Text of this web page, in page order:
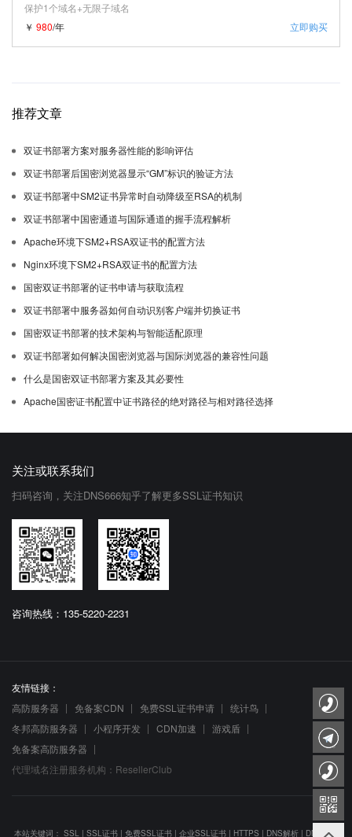
保护1个域名+无限子域名
立即购买
￥ 980/年
推荐文章
双证书部署方案对服务器性能的影响评估
双证书部署后国密浏览器显示“GM”标识的验证方法
双证书部署中SM2证书异常时自动降级至RSA的机制
双证书部署中国密通道与国际通道的握手流程解析
Apache环境下SM2+RSA双证书的配置方法
Nginx环境下SM2+RSA双证书的配置方法
国密双证书部署的证书申请与获取流程
双证书部署中服务器如何自动识别客户端并切换证书
国密双证书部署的技术架构与智能适配原理
双证书部署如何解决国密浏览器与国际浏览器的兼容性问题
什么是国密双证书部署方案及其必要性
Apache国密证书配置中证书路径的绝对路径与相对路径选择
关注或联系我们
扫码咨询，关注DNS666知乎了解更多SSL证书知识
咨询热线：135-5220-2231
友情链接：
高防服务器
免备案CDN 免费SSL证书申请
统计鸟
冬邦高防服务器
小程序开发 CDN加速
游戏盾
免备案高防服务器
代理域名注册服务机构：ResellerClub
本站关键词： SSL | SSL证书 | 免费SSL证书 | 企业SSL证书 | HTTPS | DNS解析 | DNS防劫